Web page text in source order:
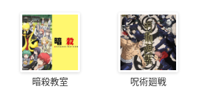
暗殺教室 呪術廻戦